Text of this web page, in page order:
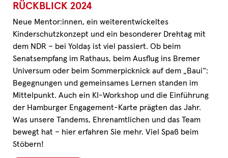
RÜCKBLICK 2024
Neue Mentor:innen, ein weiterentwickeltes
Kinderschutzkonzept und ein besonderer Drehtag mit
dem NDR – bei Yoldaş ist viel passiert. Ob beim
Senatsempfang im Rathaus, beim Ausflug ins Bremer
Universum oder beim Sommerpicknick auf dem „Baui“:
Begegnungen und gemeinsames Lernen standen im
Mittelpunkt. Auch ein KI-Workshop und die Einführung
der Hamburger Engagement-Karte prägten das Jahr.
Was unsere Tandems, Ehrenamtlichen und das Team
bewegt hat – hier erfahren Sie mehr. Viel Spaß beim
Stöbern!